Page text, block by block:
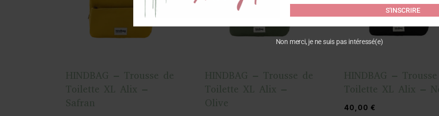
HINDBAG – Trousse de
Toilette XL Alix –
Safran
HINDBAG – Trousse de
Toilette XL Alix –
Olive
HINDBAG –
Toilette XL Alix –
40,00 €
S'INSCRIRE
Non merci, je ne suis pas intéressé(e)